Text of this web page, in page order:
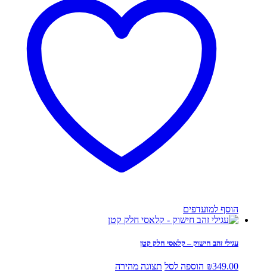
הוסף למועדפים
עגילי זהב חישוק – קלאסי חלק קטן
₪349.00 הוספה לסל תצוגה מהירה